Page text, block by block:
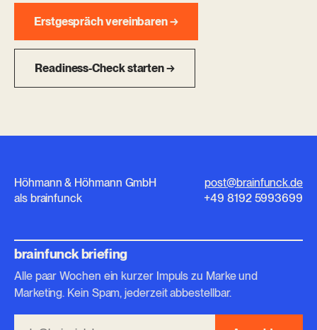
Erstgespräch vereinbaren →
Readiness-Check starten →
Höhmann & Höhmann GmbH
als brainfunck
post@brainfunck.de
+49 8192 5993699
brainfunck briefing
Alle paar Wochen ein kurzer Impuls zu Marke und
Marketing. Kein Spam, jederzeit abbestellbar.